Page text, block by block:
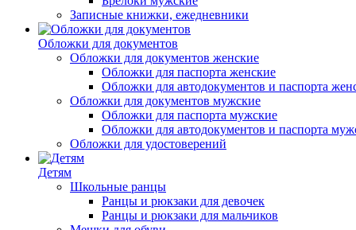
Записные книжки, ежедневники
Обложки для документов
Обложки для документов женские
Обложки для паспорта женские
Обложки для автодокументов и паспорта
Обложки для документов мужские
Обложки для паспорта мужские
Обложки для автодокументов и паспорта
Обложки для удостоверений
Детям
Школьные ранцы
Ранцы и рюкзаки для девочек
Ранцы и рюкзаки для мальчиков